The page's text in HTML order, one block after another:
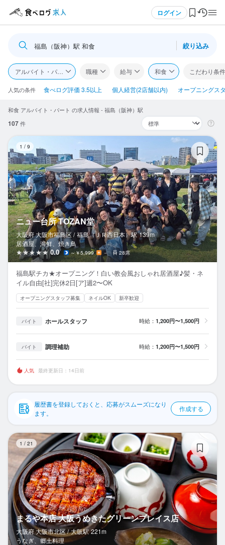
ログイン
ログイン・無料会員登録
食べログ求人TOP
求人検索
閲覧履歴
気になる求人
検索履歴・保存した条件
応募履歴
WEB履歴書
スカウト・メルマガ受信設定
ヘルプ・お問い合わせフォーム
掲載をご検討の店舗様へ
プライバシーポリシー
利用規約
企業情報
福島（阪神）駅 和食 絞り込み
アルバイト・パート 職種 給与 和食 こだわり条件
人気の条件 食べログ評価 3.5以上 個人経営(2店舗以内) オープニングス
和食 アルバイト・パート の求人情報 - 福島（阪神）駅
107件
1 / 9
ニュー台所 TOZAN堂
大阪府 大阪市福島区 / 福島（ＪＲ西日本）駅 139m
居酒屋、海鮮、焼き鳥
0.0 ～￥5,999 － 28席
福島駅チカ★オープニング！白い教会風おしゃれ居酒屋♪髪・ネ
イル自由[社]完休2日[ア]週2〜OK
オープニングスタッフ募集 ネイルOK 新卒歓迎
バイト ホールスタッフ 時給： 1,200円〜1,500円
バイト 調理補助 時給： 1,200円〜1,500円
人気 最終更新日：14日前
履歴書を登録しておくと、応募がスムーズになり
ます。
作成する
1 / 21
まるや本店 大阪うめきたグリーンプレイス店
大阪府 大阪市北区 / 大阪駅 221m
うなぎ、郷土料理